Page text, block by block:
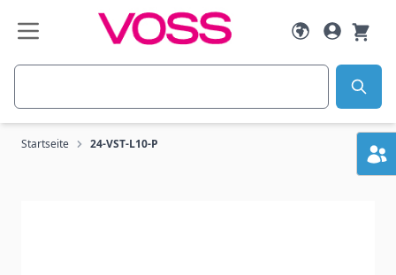
Zum Inhalt springen
Suche
Startseite 24-VST-L10-P